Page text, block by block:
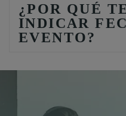
¿POR QUÉ
INDICAR
EVENTO?